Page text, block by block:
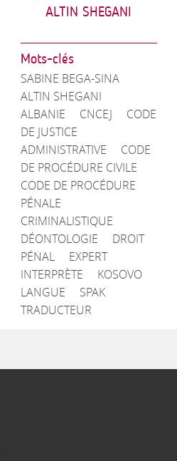
ALTIN SHEGANI
Mots-clés
SABINE BEGA-SINA
ALTIN SHEGANI
ALBANIE
CNCEJ
CODE
DE JUSTICE
ADMINISTRATIVE
CODE
DE PROCÉDURE CIVILE
CODE DE PROCÉDURE
PÉNALE
CRIMINALISTIQUE
DÉONTOLOGIE
DROIT
PÉNAL
EXPERT
INTERPRÈTE
KOSOVO
LANGUE
SPAK
TRADUCTEUR